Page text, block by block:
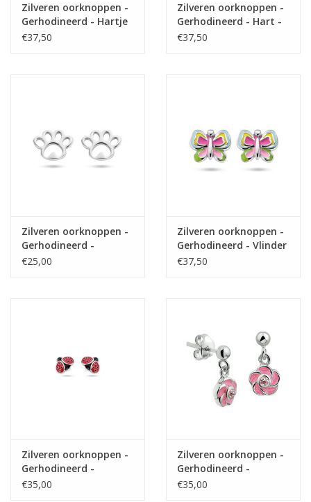
Zilveren oorknoppen -
Gerhodineerd - Hartje
met emaille
€37,50
Zilveren oorknoppen -
Gerhodineerd - Hart -
Zirkonia
€37,50
Zilveren oorknoppen -
Gerhodineerd -
Hondenpoot
€25,00
Zilveren oorknoppen -
Gerhodineerd - Vlinder
- Emaille
€37,50
Zilveren oorknoppen -
Gerhodineerd -
Lieveheersbeestje
€35,00
Zilveren oorknoppen -
Gerhodineerd -
Zirkonia / Emaille -
€35,00